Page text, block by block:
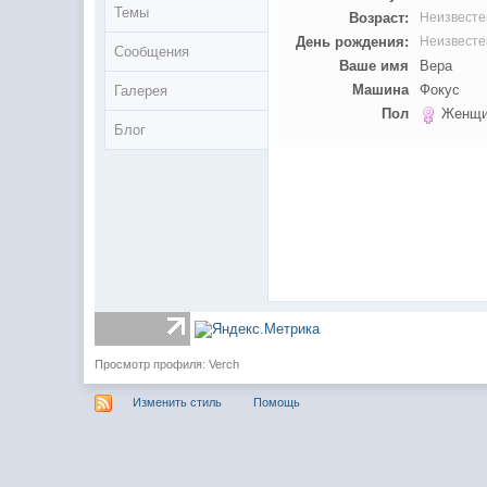
Темы
Сообщения
Галерея
Блог
Возраст:
День рождения:
Ваше имя
Вера
Машина
Фокус
Пол
Просмотр профиля: Verch
Изменить стиль Помощь